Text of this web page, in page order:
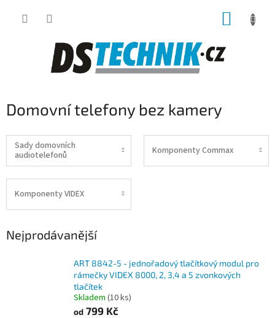
Domovní telefony bez kamery
Sady domovních
audiotelefonů
Komponenty Commax
Komponenty VIDEX
Nejprodávanější
ART 8842-5 - jednořadový tlačítkový modul pro
rámečky VIDEX 8000, 2, 3,4 a 5 zvonkových
tlačítek
Skladem (10 ks)
od 799 Kč